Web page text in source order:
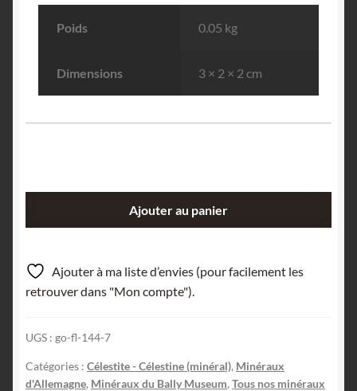
Poids 0.05 kg
Dimensions 3 × 2 × 2 cm
stengelig
(Célestite),
Jena,
Ajouter au panier
Ajouter à ma liste d’envies (pour facilement les
retrouver dans "Mon compte").
UGS : go-fl-144-7
Catégories : Célestite - Célestine (minéral), Minéraux
d'Allemagne, Minéraux du Bally Museum, Tous nos minéraux